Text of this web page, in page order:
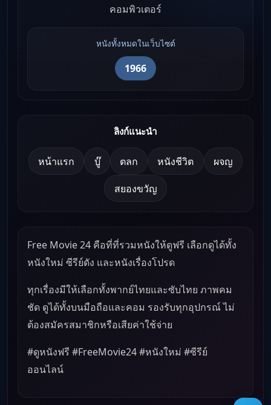
คอมพิวเตอร์
หนังทั้งหมดในเว็บไซต์
1966
ลิงก์แนะนำ
หน้าแรก บู๊ ตลก หนังชีวิต ผจญ
สยองขวัญ
Free Movie 24 คือที่ที่รวมหนังให้ดูฟรี เลือกดูได้ทั้ง
หนังใหม่ ซีรีย์ดัง และหนังเรื่องโปรด
ทุกเรื่องมีให้เลือกทั้งพากย์ไทยและซับไทย ภาพคม
ชัด ดูได้ทั้งบนมือถือและคอม รองรับทุกอุปกรณ์ ไม่
ต้องสมัครสมาชิกหรือเสียค่าใช้จ่าย
#ดูหนังฟรี #FreeMovie24 #หนังใหม่ #ซีรีย์
ออนไลน์